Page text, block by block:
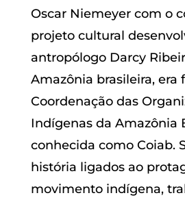
Oscar Niemeyer com o
projeto cultural
antropólogo Darcy
Amazônia brasileira, era
Coordenação das
Indígenas da Amazônia
conhecida como Coiab.
história ligados ao
movimento indígena,